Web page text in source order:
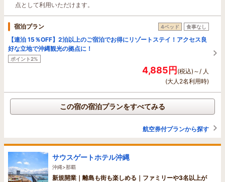
点として利用いただけます。
宿泊プラン 4ベッド 食事なし
【連泊 15％OFF】2泊以上のご宿泊でお得にリゾートステイ！アクセス良
好な立地で沖縄観光の拠点に！
ポイント2%
4,885円(税込)～/ 人
(大人2名利用時)
この宿の宿泊プランをすべてみる
航空券付プランから探す
サウスゲートホテル沖縄
沖縄>那覇
新規開業｜離島も街も楽しめる｜ファミリーや3名以上が